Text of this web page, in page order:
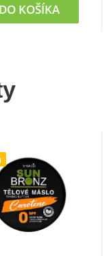
DO KOŠÍKA